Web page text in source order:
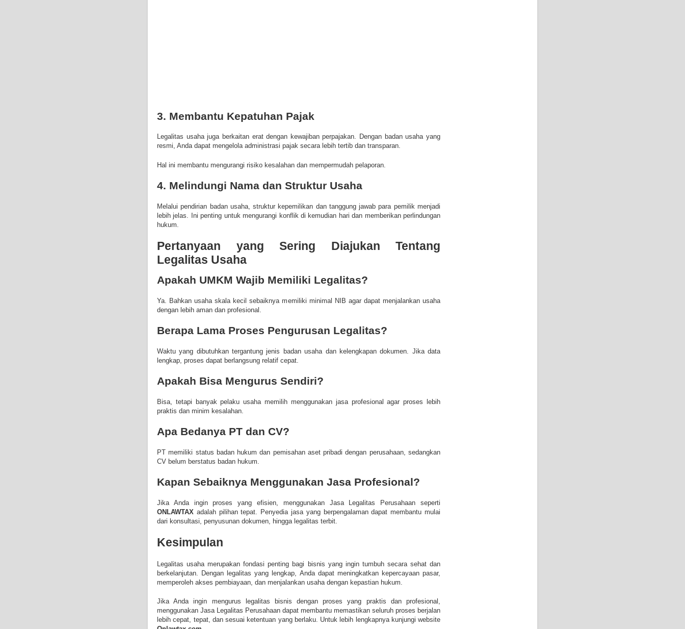
3. Membantu Kepatuhan Pajak
Legalitas usaha juga berkaitan erat dengan kewajiban perpajakan. Dengan badan usaha yang
resmi, Anda dapat mengelola administrasi pajak secara lebih tertib dan transparan.
Hal ini membantu mengurangi risiko kesalahan dan mempermudah pelaporan.
4. Melindungi Nama dan Struktur Usaha
Melalui pendirian badan usaha, struktur kepemilikan dan tanggung jawab para pemilik menjadi
lebih jelas. Ini penting untuk mengurangi konflik di kemudian hari dan memberikan perlindungan
hukum.
Pertanyaan yang Sering Diajukan Tentang
Legalitas Usaha
Apakah UMKM Wajib Memiliki Legalitas?
Ya. Bahkan usaha skala kecil sebaiknya memiliki minimal NIB agar dapat menjalankan usaha
dengan lebih aman dan profesional.
Berapa Lama Proses Pengurusan Legalitas?
Waktu yang dibutuhkan tergantung jenis badan usaha dan kelengkapan dokumen. Jika data
lengkap, proses dapat berlangsung relatif cepat.
Apakah Bisa Mengurus Sendiri?
Bisa, tetapi banyak pelaku usaha memilih menggunakan jasa profesional agar proses lebih
praktis dan minim kesalahan.
Apa Bedanya PT dan CV?
PT memiliki status badan hukum dan pemisahan aset pribadi dengan perusahaan, sedangkan
CV belum berstatus badan hukum.
Kapan Sebaiknya Menggunakan Jasa Profesional?
Jika Anda ingin proses yang efisien, menggunakan Jasa Legalitas Perusahaan seperti
ONLAWTAX adalah pilihan tepat. Penyedia jasa yang berpengalaman dapat membantu mulai
dari konsultasi, penyusunan dokumen, hingga legalitas terbit.
Kesimpulan
Legalitas usaha merupakan fondasi penting bagi bisnis yang ingin tumbuh secara sehat dan
berkelanjutan. Dengan legalitas yang lengkap, Anda dapat meningkatkan kepercayaan pasar,
memperoleh akses pembiayaan, dan menjalankan usaha dengan kepastian hukum.
Jika Anda ingin mengurus legalitas bisnis dengan proses yang praktis dan profesional,
menggunakan Jasa Legalitas Perusahaan dapat membantu memastikan seluruh proses berjalan
lebih cepat, tepat, dan sesuai ketentuan yang berlaku. Untuk lebih lengkapnya kunjungi website